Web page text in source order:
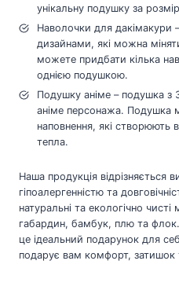
унікальну подушку за
Наволочки для дакімакури
дизайнами, які можна
можете придбати кілька
однією подушкою.
Подушку аніме – подушка з
аніме персонажа. Подушка
наповнення, які створюють
тепла.
Наша продукція відрізняється
гіпоалергенністю та
натуральні та екологічно чисті
габардин, бамбук, плю та
це ідеальний подарунок для
подарує вам комфорт, затишок